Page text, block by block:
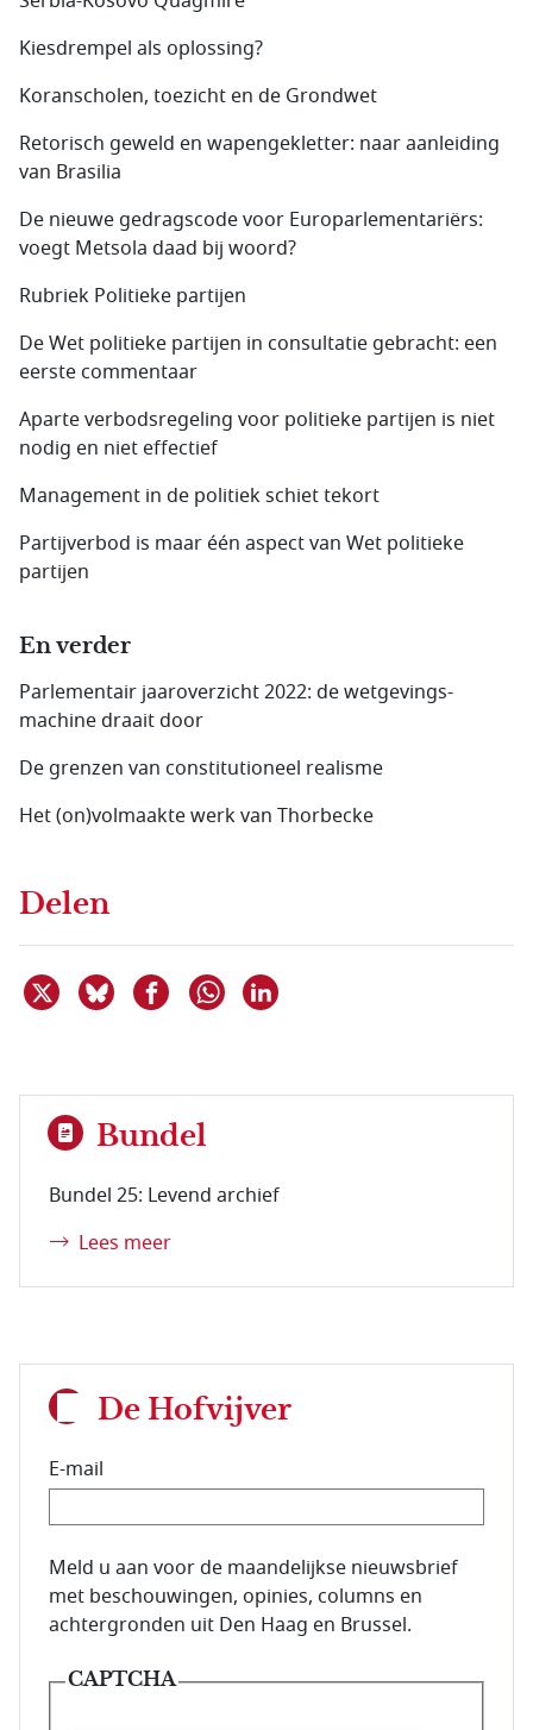
Kiesdrempel als oplossing?
Koranscholen, toezicht en de Grondwet
Retorisch geweld en wapengekletter: naar aanleiding
van Brasilia
De nieuwe gedragscode voor Europarlementariërs:
voegt Metsola daad bij woord?
Rubriek Politieke partijen
De Wet politieke partijen in consultatie gebracht: een
eerste commentaar
Aparte verbodsregeling voor politieke partijen is niet
nodig en niet effectief
Management in de politiek schiet tekort
Partijverbod is maar één aspect van Wet politieke
partijen
En verder
Parlementair jaaroverzicht 2022: de wetgevings­
machine draait door
De grenzen van constitutioneel realisme
Het (on)volmaakte werk van Thorbecke
Delen
Deel dit item op X
Deel dit item op Bluesky
Deel dit item op Facebook
Delen via WhatsApp
Bundel
Bundel 25: Levend archief
Lees meer
De Hofvijver
E-mail
E-mailadres van de abonnee.
Meld u aan voor de maandelijkse nieuwsbrief
met beschouwingen, opinies, columns en
achtergronden uit Den Haag en Brussel.
CAPTCHA